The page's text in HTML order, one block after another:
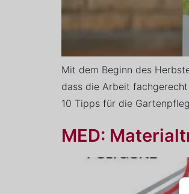
Mit dem Beginn des
dass die Arbeit
10 Tipps für die
MED: